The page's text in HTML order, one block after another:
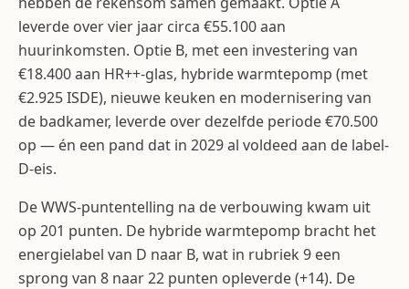
leverde over vier jaar circa €55.100 aan
huurinkomsten. Optie B, met een investering van
€18.400 aan HR++-glas, hybride warmtepomp (met
€2.925 ISDE), nieuwe keuken en modernisering van
de badkamer, leverde over dezelfde periode €70.500
op — én een pand dat in 2029 al voldeed aan de label-
D-eis.
De WWS-puntentelling na de verbouwing kwam uit
op 201 punten. De hybride warmtepomp bracht het
energielabel van D naar B, wat in rubriek 9 een
sprong van 8 naar 22 punten opleverde (+14). De